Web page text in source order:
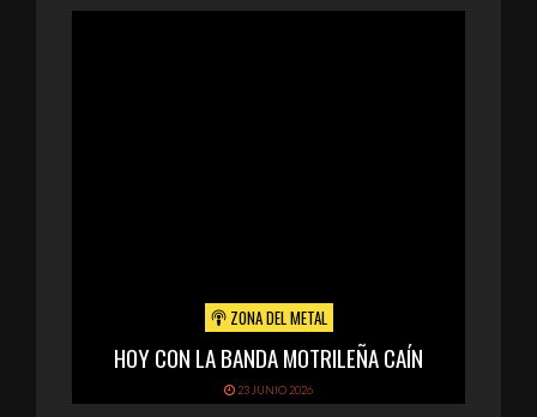
ZONA DEL METAL
HOY CON LA BANDA MOTRILEÑA CAÍN
23 JUNIO 2026